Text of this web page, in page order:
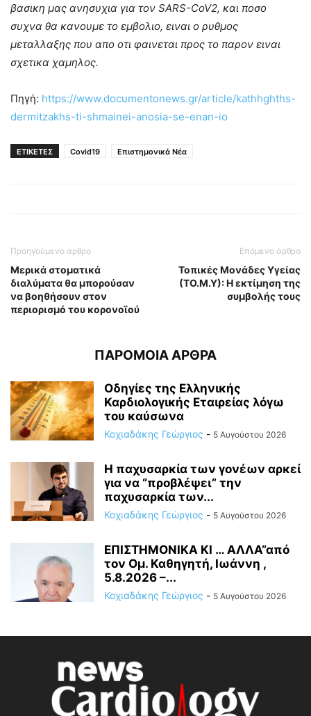
βασικη μας ανησυχια για τον SARS-CoV2, και ποσο
συχνα θα κανουμε το εμβολιο, ειναι ο ρυθμος
μεταλλαξης που απο οτι φαινεται προς το παρον ειναι
σχετικα χαμηλος.
Πηγή: https://www.documentonews.gr/article/kathhghths-
dermitzakhs-ti-shmainei-anosia-se-enan-io
ΕΤΙΚΕΤΕΣ Covid19 Επιστημονικά Νέα
Προηγούμενο άρθρο
Μερικά στοματικά
διαλύματα θα μπορούσαν
να βοηθήσουν στον
περιορισμό του κορονοϊού
Επόμενο άρθρο
Τοπικές Μονάδες Υγείας
(ΤΟ.Μ.Υ): Η εκτίμηση της
συμβολής τους
ΠΑΡΟΜΟΙΑ ΑΡΘΡΑ
Οδηγίες της Ελληνικής
Καρδιολογικής Εταιρείας λόγω
του καύσωνα
Κοχιαδάκης Γεώργιος - 5 Αυγούστου 2026
Η παχυσαρκία των γονέων αρκεί
για να “προβλέψει” την
παχυσαρκία των...
Κοχιαδάκης Γεώργιος - 5 Αυγούστου 2026
ΕΠΙΣΤΗΜΟΝΙΚΑ ΚΙ … ΑΛΛΑ”από
τον Ομ. Καθηγητή, Ιωάννη ,
5.8.2026 –...
Κοχιαδάκης Γεώργιος - 5 Αυγούστου 2026